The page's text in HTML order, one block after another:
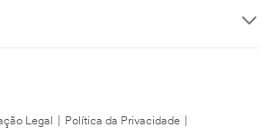
Legal Política da Privacidade